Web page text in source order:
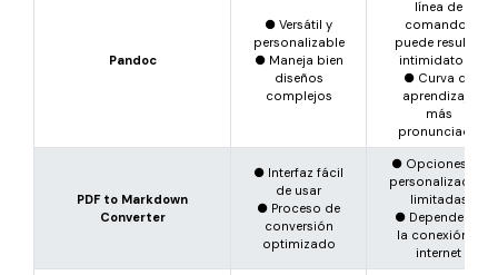
Pandoc
● Versátil y
personalizable
● Maneja bien
diseños
complejos
línea de
comandos
puede resultar
intimidatoria
● Curva de
aprendizaje
más
pronunciada
PDF to Markdown
Converter
● Interfaz fácil
de usar
● Proceso de
conversión
optimizado
● Opciones de
personalización
limitadas
● Depende de
la conexión a
internet